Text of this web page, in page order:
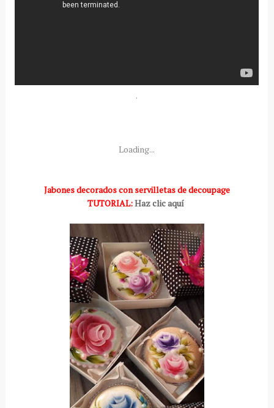
.
Loading...
Jabones decorados con servilletas de decoupage
TUTORIAL:Haz clic aquí